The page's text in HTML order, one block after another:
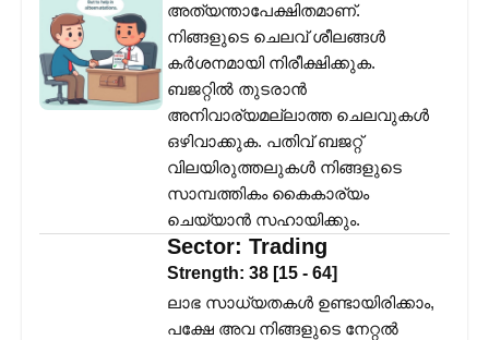
അത്യന്താപേക്ഷിതമാണ്.
നിങ്ങളുടെ ചെലവ് ശീലങ്ങൾ
കർശനമായി നിരീക്ഷിക്കുക.
ബജറ്റിൽ തുടരാൻ
അനിവാര്യമല്ലാത്ത ചെലവുകൾ
ഒഴിവാക്കുക. പതിവ് ബജറ്റ്
വിലയിരുത്തലുകൾ നിങ്ങളുടെ
സാമ്പത്തികം കൈകാര്യം
ചെയ്യാൻ സഹായിക്കും.
Sector: Trading
Strength: 38 [15 - 64]
ലാഭ സാധ്യതകൾ ഉണ്ടായിരിക്കാം,
പക്ഷേ അവ നിങ്ങളുടെ നേറ്റൽ